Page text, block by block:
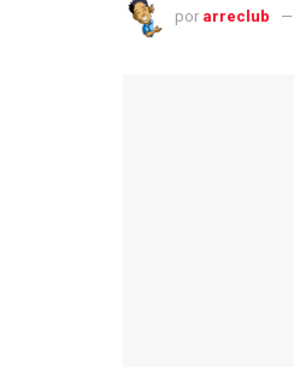
por arreclub